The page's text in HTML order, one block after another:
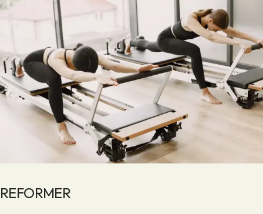
REFORMER